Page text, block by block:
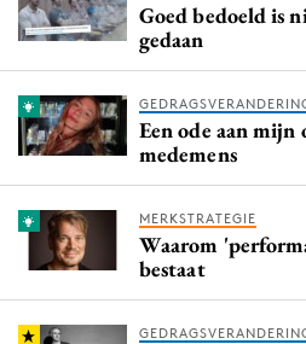
Goed bedoeld is
gedaan
Een ode aan mijn
medemens
MERKSTRATEGIE
Waarom
bestaat